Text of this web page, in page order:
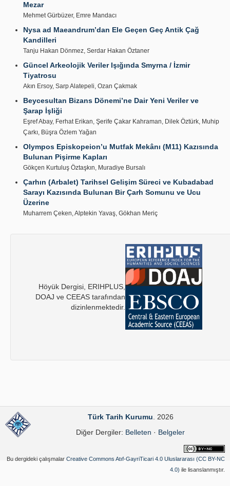
Mezar
Mehmet Gürbüzer, Emre Mandacı
Nysa ad Maeandrum’dan Ele Geçen Geç Antik Çağ
Kandilleri
Tanju Hakan Dönmez, Serdar Hakan Öztaner
Güncel Arkeolojik Veriler Işığında Smyrna / İzmir
Tiyatrosu
Akın Ersoy, Sarp Alatepeli, Ozan Çakmak
Beycesultan Bizans Dönemi’ne Dair Yeni Veriler ve
Şarap İşliği
Eşref Abay, Ferhat Erikan, Şerife Çakar Kahraman, Dilek Öztürk, Muhip
Çarkı, Büşra Özlem Yağan
Olympos Episkopeion’u Mutfak Mekânı (M11) Kazısında
Bulunan Pişirme Kapları
Gökçen Kurtuluş Öztaşkın, Muradiye Bursalı
Çarhın (Arbalet) Tarihsel Gelişim Süreci ve Kubadabad
Sarayı Kazısında Bulunan Bir Çarh Somunu ve Ucu
Üzerine
Muharrem Çeken, Alptekin Yavaş, Gökhan Meriç
Höyük Dergisi, ERIHPLUS,
DOAJ ve CEEAS tarafından
dizinlenmektedir.
Türk Tarih Kurumu . 2026
Diğer Dergiler: Belleten · Belgeler
Bu dergideki çalışmalar Creative Commons Atıf-GayriTicari 4.0 Uluslararası (CC BY-NC
4.0) ile lisanslanmıştır.